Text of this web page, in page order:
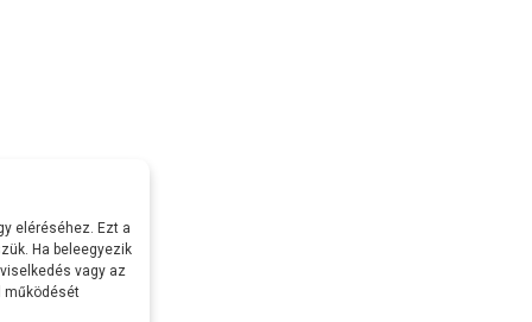
eléréséhez. Ezt a
Ha beleegyezik
vagy az
működését